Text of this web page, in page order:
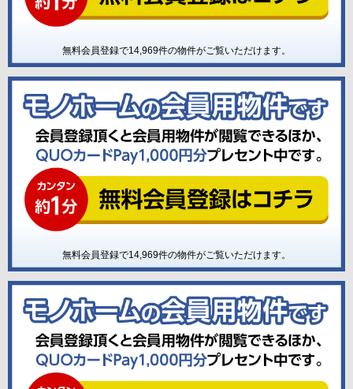
無料会員登録で14,969件の物件がご覧いただけます。
無料会員登録で14,969件の物件がご覧いただけます。